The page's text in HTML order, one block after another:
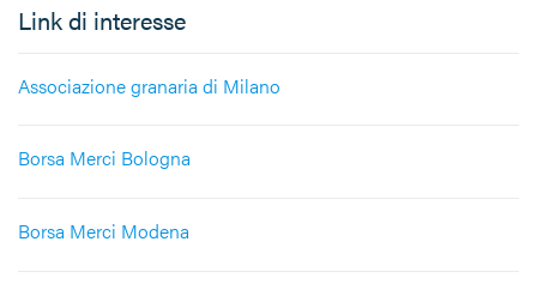
Link di interesse
Associazione granaria di Milano
Borsa Merci Bologna
Borsa Merci Modena